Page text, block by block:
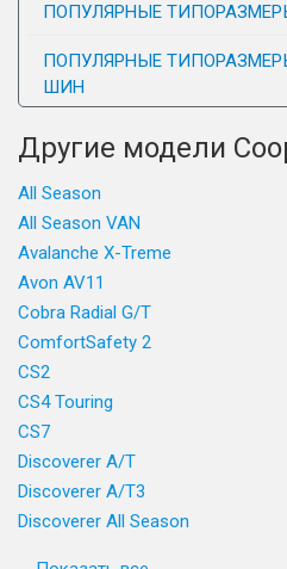
ПОПУЛЯРНЫЕ
ПОПУЛЯРНЫЕ
ШИН
Другие модели
All Season
All Season VAN
Avalanche X-Treme
Avon AV11
Cobra Radial G/T
ComfortSafety 2
CS2
CS4 Touring
CS7
Discoverer A/T
Discoverer A/T3
Discoverer All Season